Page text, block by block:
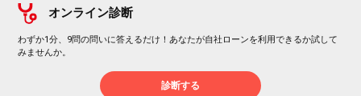
オンライン診断
わずか1分、9問の問いに答えるだけ！あなたが自社ローンを利用できるか試して
みませんか。
診断する